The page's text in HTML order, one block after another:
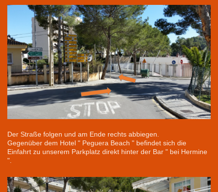
Der Straße folgen und am Ende rechts abbiegen.
Gegenüber dem Hotel " Peguera Beach " befindet sich die
Einfahrt zu unserem Parkplatz direkt hinter der Bar " bei Hermine
".